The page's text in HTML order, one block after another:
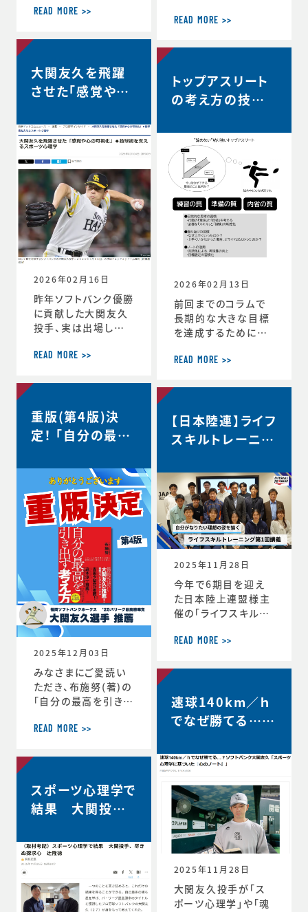
部が、都市対抗野球
選で第2代表戦で勝
が決定しました。 ◆
第97回都市対抗野球
大会 本大会出場決定
動車硬式野球部HPよ
り） https://redcr
uisers.toyotatim
es-sports.toyot
a/news/team_ne
ws-1505
READ MORE >>
京は最終順位5位と
以降、チーム史上最
◆リーグワン2025-2
6 ディビジョン1 最終
順位5位のお知らせ
ズ公式HP） http
s://blackrams-to
kyo.com/news/in
formation/2025-2
026/20260525a.h
tml
READ MORE >>
大関友久を飛躍
させた「感覚や心
術を支えるスポー
ツ心理学【時事ド
ットコムニュー
ス】
2026年02月16日
昨年ソフトバンク優勝
に貢献した大関友久
投手、実は出場した
ーで、たくさんの印象
ていました。時事通信
け、大関選手のコメン
トの「真意」をスポー
ツ心理学の視点から、
た内容がこちらの記
事にまとめられてい
ます。大関選手の布施
の1年間の取組みの
中身が見えてくると
思います。ぜひリンク
からご覧ください。・
言語化で生じる再現
性・何にフォーカスす
READ MORE >>
トップアスリート
の考え方の技術
中、諦めずに粘り
強い選手は何を
考えているの
か？…
2026年02月13日
前回までのコラムで
長期的な大きな目標
を達成するためにCS
がらその時々の適切
との重要性を話して
バランスを理解するこ
とのメリットはそれだ
けにとどまりません。
ビジネスにおいても
瞬時に判断が求めら
れるような状況が
度々起こりますが、 C
S バランスを意識し
てその時できる最高
のことにチャレンジす
る習慣が身につくと、
困難などんな状況下
READ MORE >>
重版(第4版)決
定！ 「自分の最高
方」
2025年12月03日
みなさまにご愛読い
ただき、布施努(著)の
「自分の最高を引き出
ツ心理学博士が語る
の違い」は、続々と重
決定しました。第4版
からの帯には、ソフト
バンクホークス大関
葉もいただいていま
す！この本が、より多く
のみなさまのお役に
立つことができれば
と願っております。■
READ MORE >>
【日本陸連】ライフ
スキルトレーニン
ンタビュー＜自分
がなりたい理想の
姿を描く＞
2025年11月28日
今年で6期目を迎え
た日本陸上連盟様主
催の「ライフスキルト
トしています。第6期
3名、3年生2名、4年
tps://www.jaaf.o
r.jp/news/articl
e/22881/）が受講生
ます。第一回のトレー
ニングの様子や受講
者のインタビューが
掲載されました。htt
ps://www.jaaf.or.
jp/news/a
READ MORE >>
スポーツ心理学で
結果 大関投手、
日新聞デジタル】
速球140km／ｈ
でなぜ勝てる…？
友久「野球はアー
トとサイエンスで
す」【FRIDAY…
2025年11月28日
大関友久投手が「ス
ポーツ心理学」や「魂